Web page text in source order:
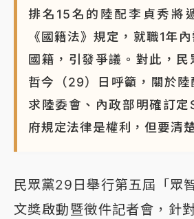
排名15名的陸配李貞秀將
《國籍法》規定，就職1年
國籍，引發爭議。對此，民
哲今（29）日呼籲，關於陸
求陸委會、內政部明確訂定
府規定法律是權利，但要清
民眾黨29日舉行第五屆「眾
文獎啟動暨徵件記者會，針